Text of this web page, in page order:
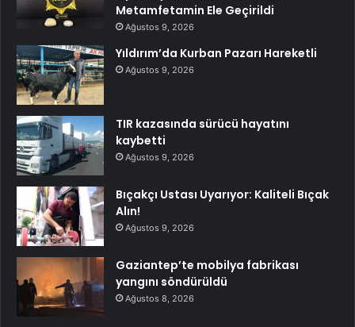
Metamfetamin Ele Geçirildi
Ağustos 9, 2026
Yıldırım’da Kurban Pazarı Hareketli
Ağustos 9, 2026
TIR kazasında sürücü hayatını
kaybetti
Ağustos 9, 2026
Bıçakçı Ustası Uyarıyor: Kaliteli Bıçak
Alın!
Ağustos 9, 2026
Gaziantep’te mobilya fabrikası
yangını söndürüldü
Ağustos 8, 2026